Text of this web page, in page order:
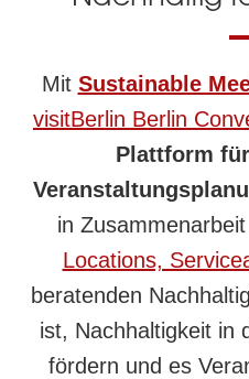
Mit Sustainable
visitBerlin Berlin
Plattform
in
Locations,
beratenden
ist, Nachhaltigkeit in
fördern und es